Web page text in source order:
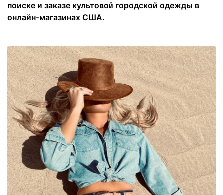
поиске и заказе культовой городской одежды в
онлайн-магазинах США.